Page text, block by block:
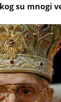
su mnogi